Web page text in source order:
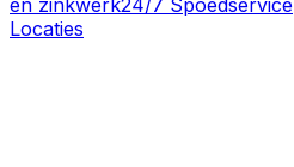
en zinkwerk24/7 Spoedservice
Locaties